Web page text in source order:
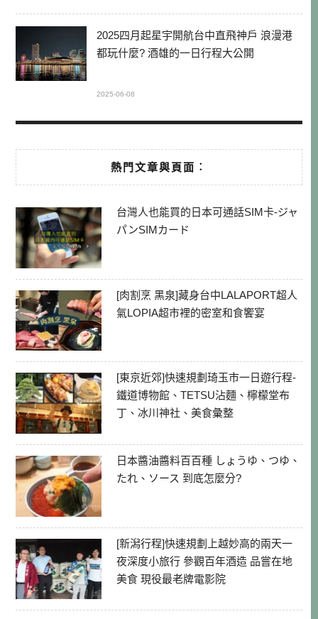
2025四月起星宇開航台中直飛神戶 浪漫港
都玩什麼? 酒雄的一日行程大公開
2025-06-08
熱門文章與頁面︰
台灣人也能買的日本可通話SIM卡-ジャ
パンSIMカード
[肉割烹 黑泉]藏身台中LALAPORT超人
氣LOPIA超市裡的密室和食饗宴
[東京近郊]快速規劃琦玉市一日遊行程-
鐵道博物館、TETSU沾麵、檸檬堂布
丁、冰川神社、美食彙整
日本醬油醬料百百種 しょうゆ、つゆ、
たれ、ソース 到底怎麼分?
[新潟行程]快速規劃上越妙高的兩天一
夜深度小旅行 參觀百年酒造 品嘗在地
美食 現役最老牌電影院